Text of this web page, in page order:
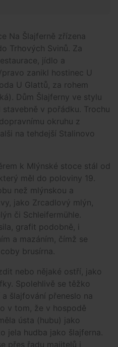
Na Šlajferně zřízena
Trhových Svinů. Za
jídlo a
zanikl hostinec U
U Glattů, za rohem
Dům Šlajferny ve stylu
v pořádku. Trochu
okruhu z
na tehdejší Stalinovo
k Mlýnské stoce stál od
měl do poloviny 19.
než mlýnskou a
jako Zrcadlový mlýn,
či Schleifermühle.
grafit podobně, i
a mazáním, čímž se
brusírna.
nebo nějaké ostří, jako
Spolehlivě se těžko
šlajfování přeneslo na
v tom, že v hospodě
ústa (hubu) jako
jela hudba jako šlajferna.
přes řadu majitelů i